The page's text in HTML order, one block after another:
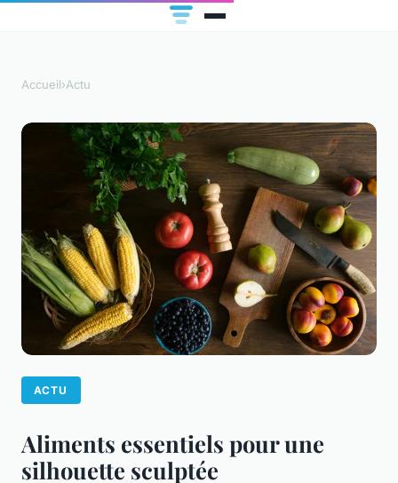
Accueil›Actu
ACTU
Aliments essentiels pour une
silhouette sculptée